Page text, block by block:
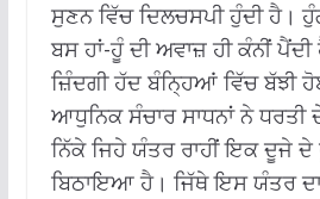
ਸੁਣਨ ਵਿੱਚ ਦਿਲਚਸਪੀ ਹੁੰਦੀ ਹੈ।
ਬਸ ਹਾਂ-ਹੂੰ ਦੀ ਅਵਾਜ਼ ਹੀ ਕੰਨੀਂ
ਜ਼ਿੰਦਗੀ ਹੱਦ ਬੰਨ੍ਹਿਆਂ ਵਿੱਚ ਬੱਝੀ
ਆਧੁਨਿਕ ਸੰਚਾਰ ਸਾਧਨਾਂ ਨੇ ਧਰਤੀ
ਨਿੱਕੇ ਜਿਹੇ ਯੰਤਰ ਰਾਹੀਂ ਇਕ ਦੂਜੇ
ਬਿਠਾਇਆ ਹੈ। ਜਿੱਥੇ ਇਸ ਯੰਤਰ